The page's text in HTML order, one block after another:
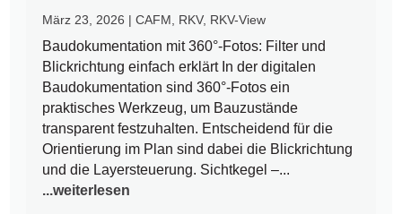
März 23, 2026 |CAFM RKV, RKV-View
Baudokumentation mit 360°-Fotos: Filter und
Blickrichtung einfach erklärt In der digitalen
Baudokumentation sind 360°-Fotos ein
praktisches Werkzeug, um Bauzustände
transparent festzuhalten. Entscheidend für die
Orientierung im Plan sind dabei die Blickrichtung
und die Layersteuerung. Sichtkegel –...
...weiterlesen